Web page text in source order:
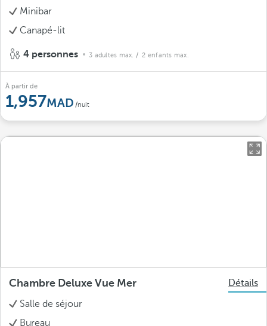
Minibar
Canapé-lit
4 personnes 3 adultes max. / 2 enfants max.
À partir de
1,957 /nuit
Chambre Deluxe Vue Mer
Détails
Salle de séjour
Bureau